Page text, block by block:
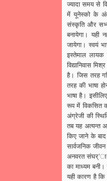
ज्यादा समय से
में यूनेस्को के
संस्कृति और
बनायेगा। यही
जायेगा। स्वयं
इस्तेमाल लायक
विद्यानिवास मिश्र
है। जिस तरह
तरह की भाषा
भाषा है। इसीलिए
रूप में विकसित
अंग्रेजी की
तब यह अत्यन्त
किए जाने के बाद
सार्वजनिक जीवन
अनवरत संघर्’
का माध्यम बनी।
यही कारण है कि